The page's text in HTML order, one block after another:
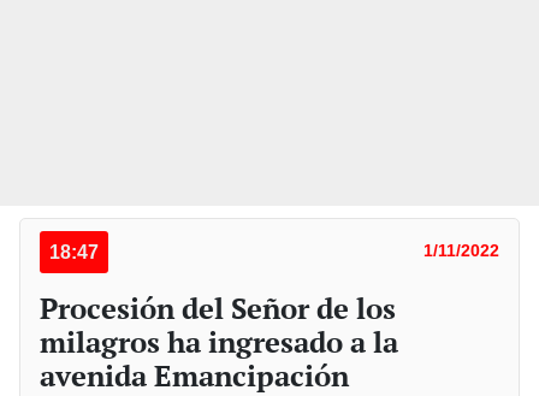
18:47 1/11/2022
Procesión del Señor de los
milagros ha ingresado a la
avenida Emancipación